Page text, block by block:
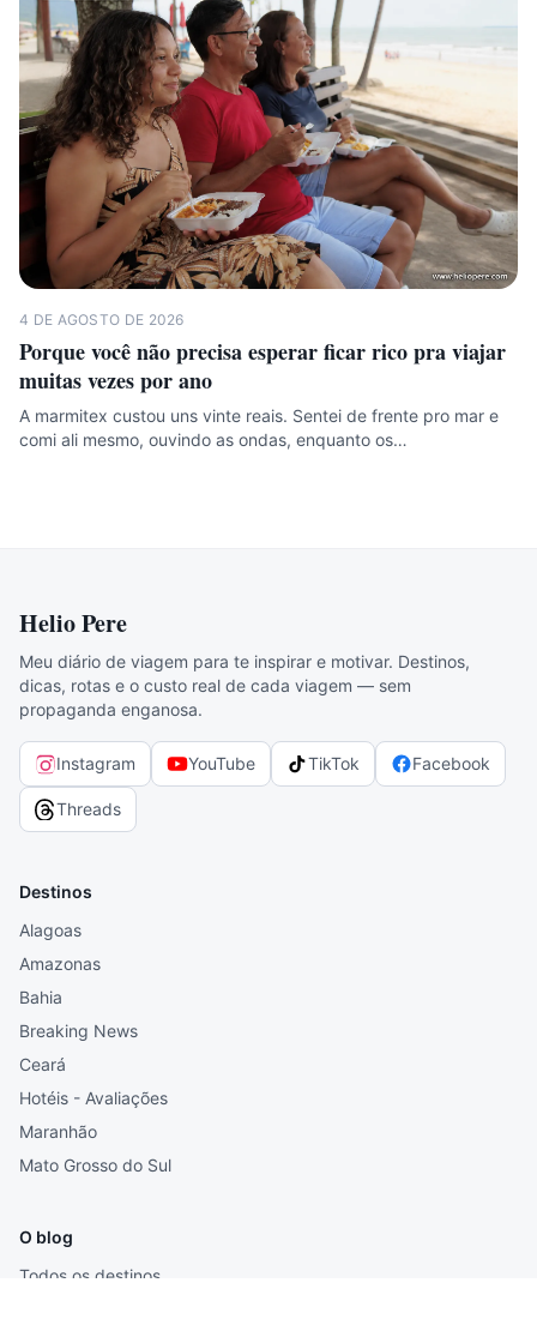
4 DE AGOSTO DE 2026
Porque você não precisa esperar ficar rico pra viajar
muitas vezes por ano
A marmitex custou uns vinte reais. Sentei de frente pro mar e
comi ali mesmo, ouvindo as ondas, enquanto os…
Helio Pere
Meu diário de viagem para te inspirar e motivar. Destinos,
dicas, rotas e o custo real de cada viagem — sem
propaganda enganosa.
Instagram YouTube TikTok Facebook
Threads
Destinos
Alagoas
Amazonas
Bahia
Breaking News
Ceará
Hotéis - Avaliações
Maranhão
Mato Grosso do Sul
O blog
Todos os destinos